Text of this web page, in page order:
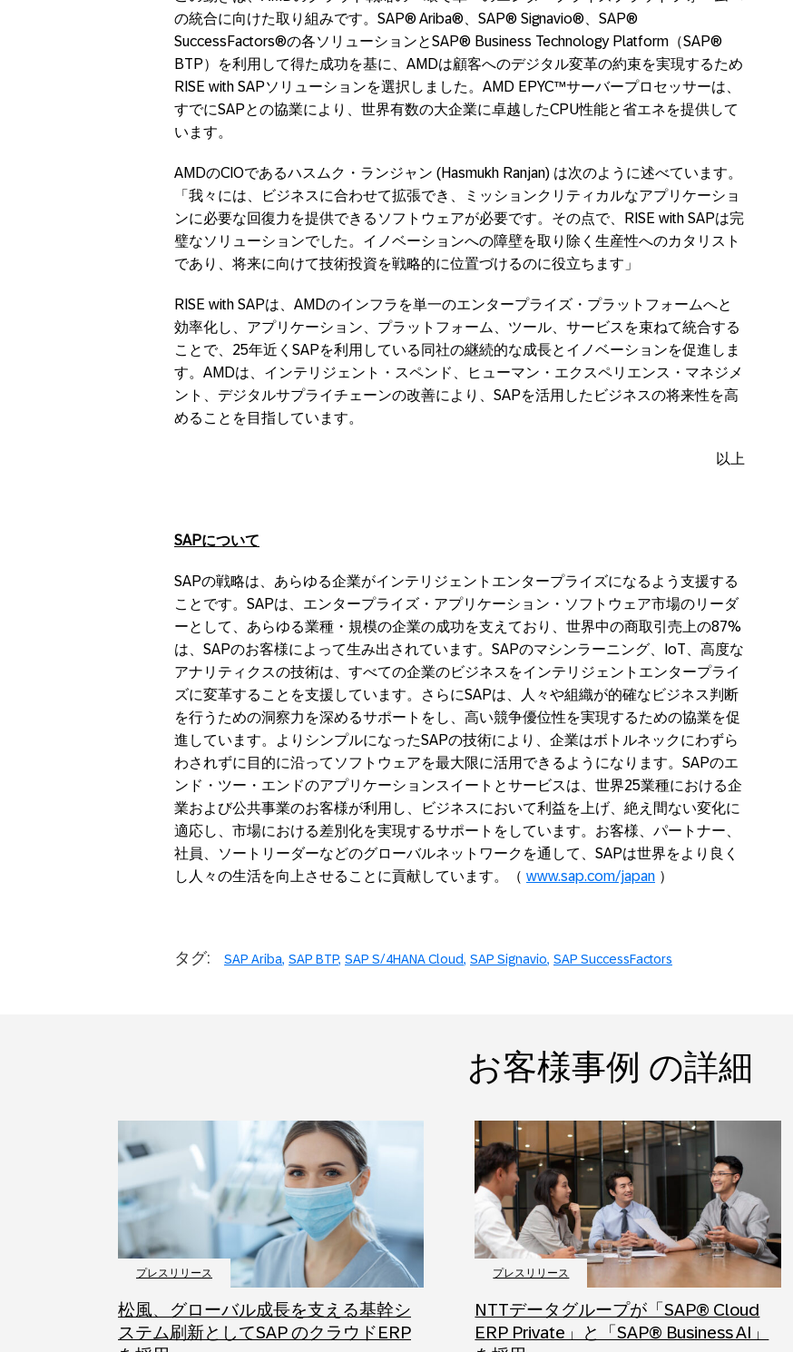
の統合に向けた取り組みです。SAP® Ariba®、SAP® Signavio®、SAP®
SuccessFactors®の各ソリューションとSAP® Business Technology Platform（SAP®
BTP）を利用して得た成功を基に、AMDは顧客へのデジタル変革の約束を実現するため
RISE with SAPソリューションを選択しました。AMD EPYC™サーバープロセッサーは、
すでにSAPとの協業により、世界有数の大企業に卓越したCPU性能と省エネを提供して
います。
AMDのCIOであるハスムク・ランジャン (Hasmukh Ranjan) は次のように述べています。
「我々には、ビジネスに合わせて拡張でき、ミッションクリティカルなアプリケーショ
ンに必要な回復力を提供できるソフトウェアが必要です。その点で、RISE with SAPは完
璧なソリューションでした。イノベーションへの障壁を取り除く生産性へのカタリスト
であり、将来に向けて技術投資を戦略的に位置づけるのに役立ちます」
RISE with SAPは、AMDのインフラを単一のエンタープライズ・プラットフォームへと
効率化し、アプリケーション、プラットフォーム、ツール、サービスを束ねて統合する
ことで、25年近くSAPを利用している同社の継続的な成長とイノベーションを促進しま
す。AMDは、インテリジェント・スペンド、ヒューマン・エクスペリエンス・マネジメ
ント、デジタルサプライチェーンの改善により、SAPを活用したビジネスの将来性を高
めることを目指しています。
以上
SAPについて
SAPの戦略は、あらゆる企業がインテリジェントエンタープライズになるよう支援する
ことです。SAPは、エンタープライズ・アプリケーション・ソフトウェア市場のリーダ
ーとして、あらゆる業種・規模の企業の成功を支えており、世界中の商取引売上の87%
は、SAPのお客様によって生み出されています。SAPのマシンラーニング、IoT、高度な
アナリティクスの技術は、すべての企業のビジネスをインテリジェントエンタープライ
ズに変革することを支援しています。さらにSAPは、人々や組織が的確なビジネス判断
を行うための洞察力を深めるサポートをし、高い競争優位性を実現するための協業を促
進しています。よりシンプルになったSAPの技術により、企業はボトルネックにわずら
わされずに目的に沿ってソフトウェアを最大限に活用できるようになります。SAPのエ
ンド・ツー・エンドのアプリケーションスイートとサービスは、世界25業種における企
業および公共事業のお客様が利用し、ビジネスにおいて利益を上げ、絶え間ない変化に
適応し、市場における差別化を実現するサポートをしています。お客様、パートナー、
社員、ソートリーダーなどのグローバルネットワークを通して、SAPは世界をより良く
し人々の生活を向上させることに貢献しています。（ www.sap.com/japan ）
タグ: SAP Ariba SAP BTP SAP S/4HANA Cloud SAP Signavio SAP SuccessFactors
お客様事例 の詳細
プレスリリース
松風、グローバル成長を支える基幹シ
ステム刷新としてSAP のクラウドERP
プレスリリース
NTTデータグループが「SAP® Cloud
ERP Private」と「SAP® Business AI」